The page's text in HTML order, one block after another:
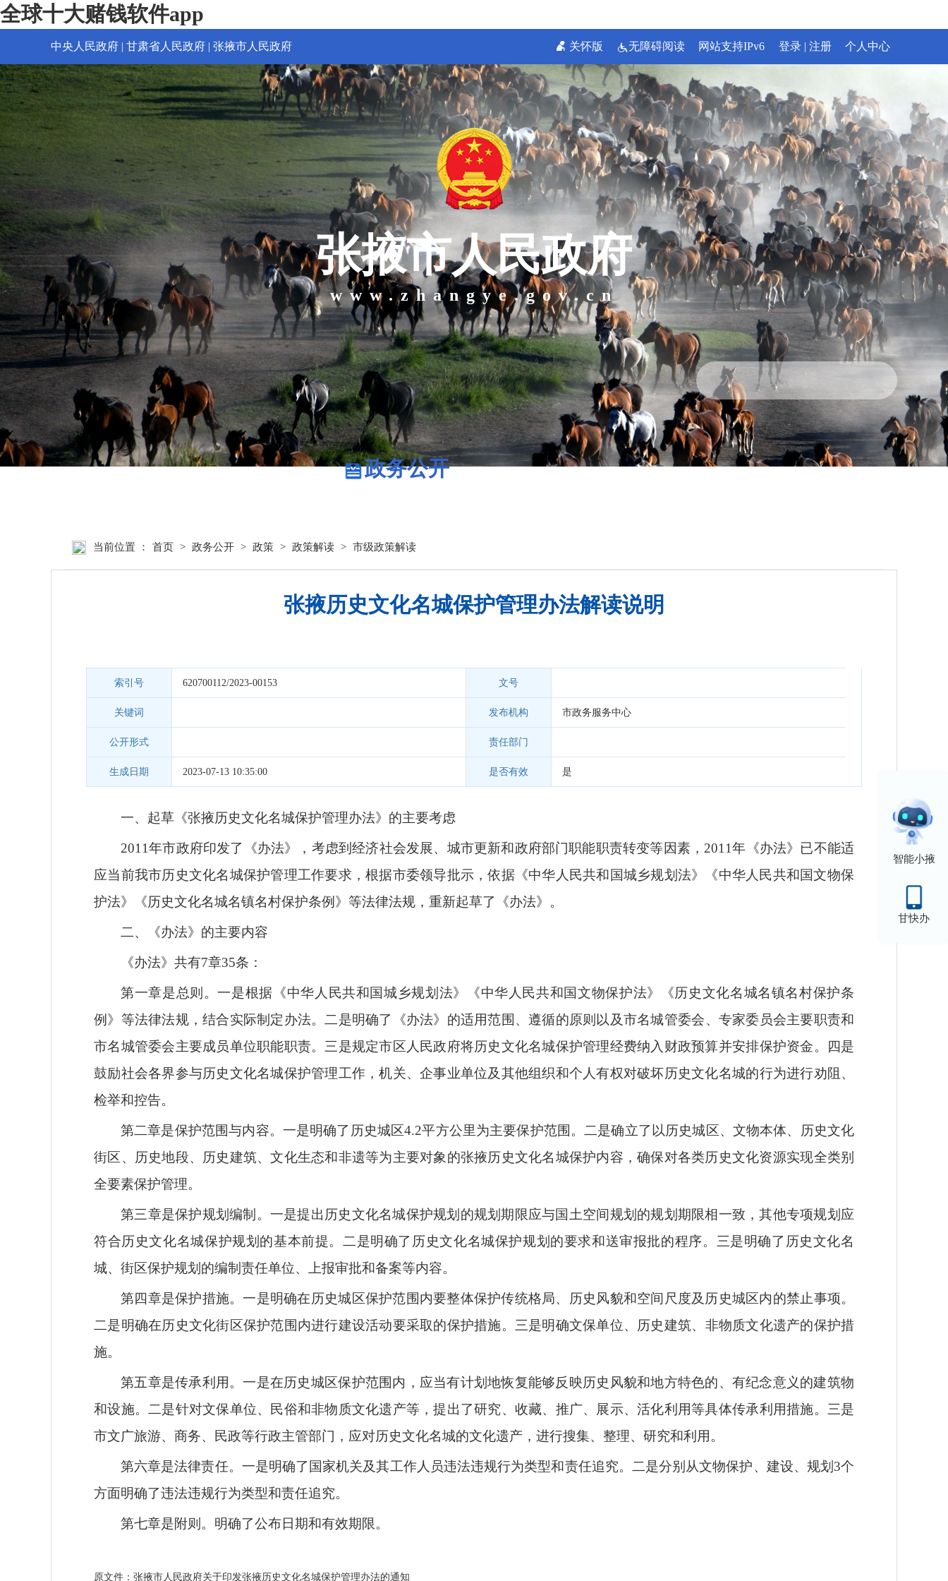
全球十大赌钱软件app
中央人民政府 | 甘肃省人民政府 | 张掖市人民政府 关怀版 无障碍阅读 网站支持IPv6 登录 | 注册 个人中心
张掖市人民政府
www.zhangye.gov.cn
政务公开
智能小掖
甘快办
当前位置 ： 首页 > 政务公开 > 政策 > 政策解读 > 市级政策解读
张掖历史文化名城保护管理办法解读说明
索引号 620700112/2023-00153 文号
关键词 发布机构 市政务服务中心
公开形式 责任部门
生成日期 2023-07-13 10:35:00 是否有效 是
一、起草《张掖历史文化名城保护管理办法》的主要考虑
2011年市政府印发了 《办法》 ，考虑到经济社会发展、城市更新和政府部门职能职责转变等因素， 2011年 《办法》已不能适
应当前我市历史文化名城保护管理工作要求，根据市委领导批示，依据《中华人民共和国城乡规划法》《中华人民共和国文物保
护法》《历史文化名城名镇名村保护条例》等法律法规 ，重新起草了 《办法》。
二、 《办法》 的主要内容
《办法》共有7章35条：
第一章是总则。一是根据《中华人民共和国城乡规划法》《中华人民共和国文物保护法》《历史文化名城名镇名村保护条
例》 等法律法规，结合实际制定办法。 二是明确了《办法》的适用范围、遵循的原则 以及市名城管委会、专家委员会主要职责和
市名城管委会主要成员单位职能职责。 三是规定市 区人民政府将历史文化名城保护管理经费纳入财政预算并安排保护资金。
四是
鼓励社会各界参与历史文化名城保护管理工作，机关、企事业单位及其他组织和个人有权对破坏历史文化名城的行为进行劝阻、
检举和控告。
第二章是保护范围与内容。 一是明确了历史城区4.2平方公里为主要保护范围。 二是确立了以历史城区、文物本体、历史文化
街区、历史地段、历史建筑、文化生态和非遗等为主要对象的张掖历史文化名城保护内容 ，确保对各类历史文化资源实现全类别
全要素保护管理。
第三章是保护规划编制 。 一是提出历史文化名城保护规划的规划期限应与国土空间规划的规划期限相一致，其他专项规划应
符合历史文化名城保护规划的基本前提。 二是明确了历史文化名城保护规划的要求和送审报批的程序。 三是明确了历史文化名
城、街区保护规划的编制责任单位、上报审批和备案等内容。
第四章是保护措施。一是明确在历史城区保护范围内要整体保护传统格局、历史风貌和空间尺度及历史城区内的禁止事项。
二是明确在历史文化街区保护范围内进行建设活动要采取的保护措施。 三是明确文保单位、 历史建筑、 非物质文化遗产的保护措
施。
第五章是传承利用 。一是在历史城区保护范围内，应当有计划地恢复能够反映历史风貌和地方特色的、有纪念意义的建筑物
和设施。 二是针对文保单位、民俗和非物质文化遗产等，提出了研究、收藏、推广、展示、活化利用等具体传承利用措施。 三是
市文广旅游、商务、民政等行政主管部门，应对历史文化名城的文化遗产，进行搜集、整理、研究和利用。
第六章是法律责任。 一是明确了 国家机关及其工作人员违法违规行为类型和责任追究。 二是分别从文物保护、建设、规划 3个
方面明确了违法违规行为类型和责任追究。
第七章是附则。明确了公布日期和有效期限。
原文件： 张掖市人民政府关于印发张掖历史文化名城保护管理办法的通知